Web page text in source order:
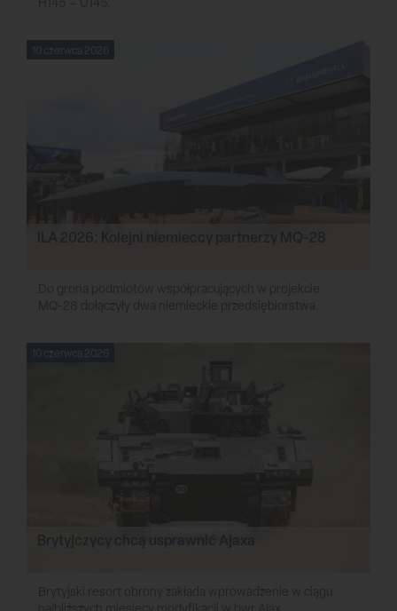
10 czerwca 2026
Do grona podmiotów współpracujących w projekcie
MQ-28 dołączyły dwa niemieckie przedsiębiorstwa.
10 czerwca 2026
Brytyjczycy chcą usprawnić Ajaxa
Brytyjski resort obrony zakłada wprowadzenie w ciągu